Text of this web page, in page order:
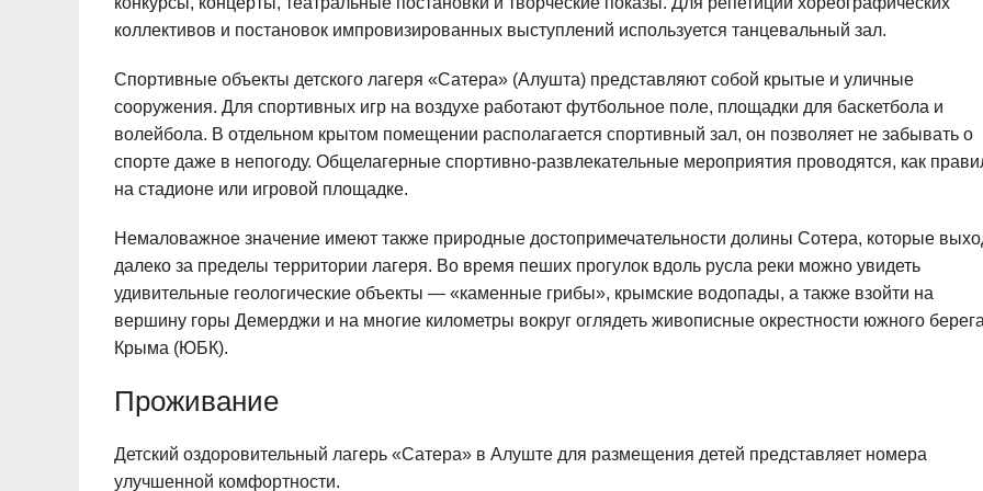
коллективов и постановок импровизированных выступлений используется танцевальный зал.
Спортивные объекты детского лагеря «Сатера» (Алушта) представляют собой крытые и уличные
сооружения. Для спортивных игр на воздухе работают футбольное поле, площадки для баскетбола и
волейбола. В отдельном крытом помещении располагается спортивный зал, он позволяет не забывать о
спорте даже в непогоду. Общелагерные спортивно-развлекательные мероприятия проводятся, как
на стадионе или игровой площадке.
Немаловажное значение имеют также природные достопримечательности долины Сотера, которые
далеко за пределы территории лагеря. Во время пеших прогулок вдоль русла реки можно увидеть
удивительные геологические объекты — «каменные грибы», крымские водопады, а также взойти на
вершину горы Демерджи и на многие километры вокруг оглядеть живописные окрестности южного берега
Крыма (ЮБК).
Проживание
Детский оздоровительный лагерь «Сатера» в Алуште для размещения детей представляет номера
улучшенной комфортности.